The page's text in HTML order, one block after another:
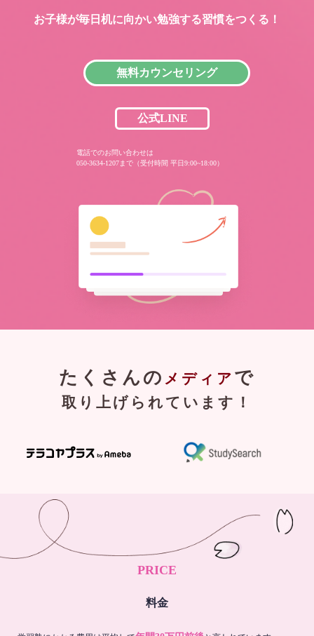
お子様が毎日机に向かい勉強する習慣をつくる！
無料カウンセリング
公式LINE
電話でのお問い合わせは
050-3634-1207まで（受付時間 平日9:00~18:00）
たくさんの メディア で
取り上げられています！
PRICE
料金